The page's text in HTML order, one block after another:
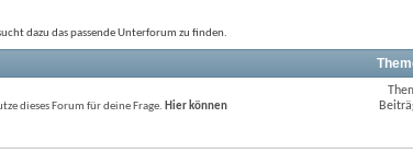
dazu das passende Unterforum zu finden.
dieses Forum für deine Frage. Hier können